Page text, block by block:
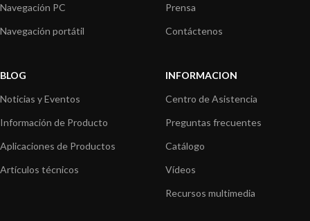
Navegación PC
Navegación portátil
Prensa
Contáctenos
BLOG
Noticias y Eventos
Información de Producto
Aplicaciones de Productos
Artículos técnicos
INFORMACION
Centro de Asistencia
Preguntas frecuentes
Catálogo
Vídeos
Recursos multimedia